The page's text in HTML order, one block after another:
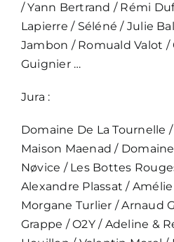
/ Yann Bertrand / Rémi
Lapierre / Séléné / Julie
Jambon / Romuald Valot /
Guignier …
Jura :
Domaine De La Tournelle
Maison Maenad /
Nøvice / Les Bottes
Alexandre Plassat /
Morgane Turlier / Arnaud
Grappe / O2Y / Adeline &